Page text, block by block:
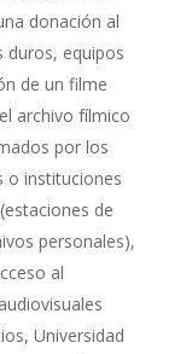
donación al
duros, equipos
de un filme
archivo fílmico
por los
o instituciones
de
personales),
al
Universidad